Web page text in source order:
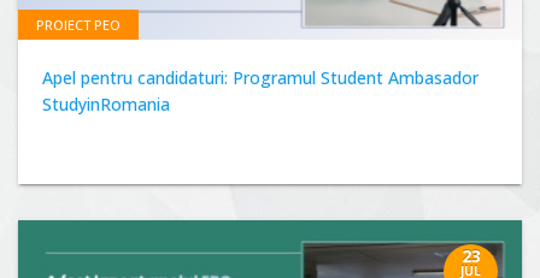
PROIECT PEO
Apel pentru candidaturi: Programul Student Ambasador
StudyinRomania
23
JUL